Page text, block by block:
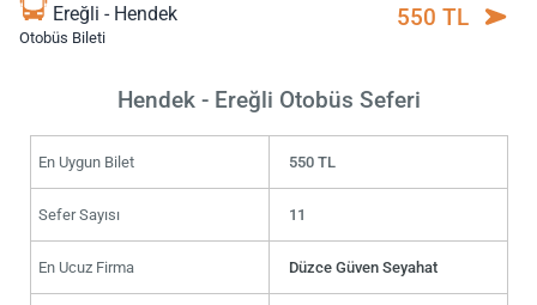
Ereğli - Hendek
Otobüs Bileti
550 TL
Hendek - Ereğli Otobüs Seferi
En Uygun Bilet 550 TL
Sefer Sayısı 11
En Ucuz Firma Düzce Güven Seyahat